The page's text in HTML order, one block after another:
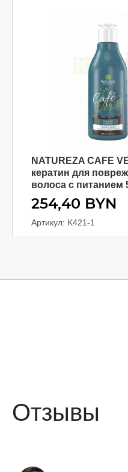
В
NATUREZA CAFE
кератин для
волоса с питанием
254,40 BYN
Артикул: K421-1
Отзывы